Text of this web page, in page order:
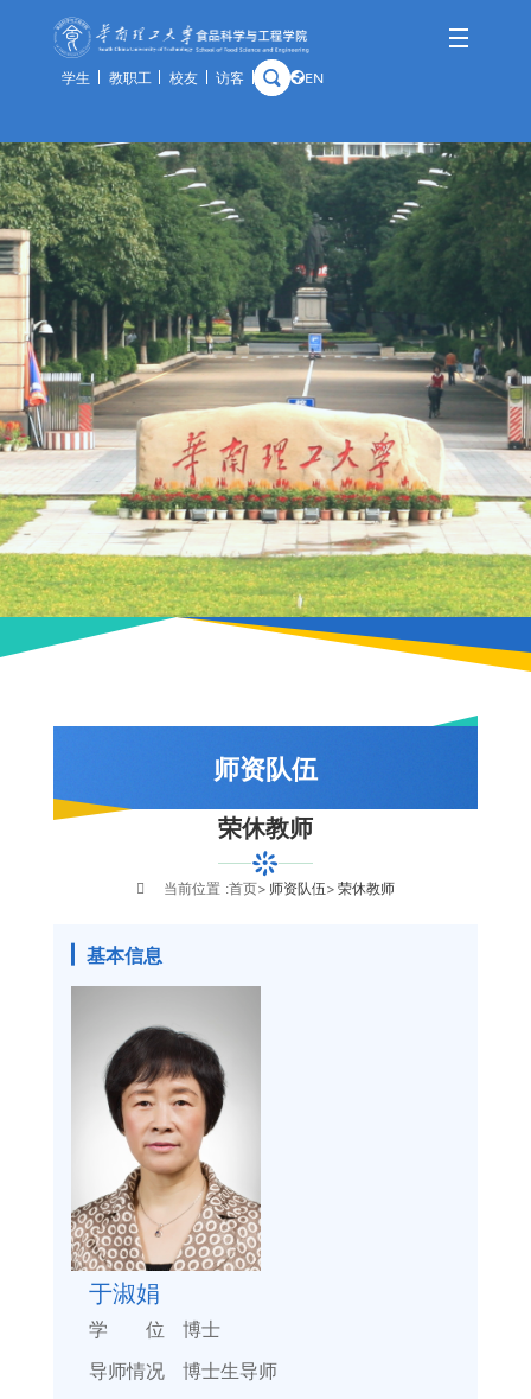
学生 教职工 校友 访客 EN
学院概况
学院简介
历史沿革
学院领导
组织架构
历任领导
历史钩沉
师资队伍
队伍概况
教师风采
荣休教师
人才培养
本科生
研究生
留学生
教学实践基地
科学研究
科研概况
科研基地
科研团队
科研成果
国际交流
交流动态
合作项目
出访公示
资产与实
通知公告
规章制度
办事指南
教学中心
分析中心
安全管理
预约平台
特色资源
师资队伍
队伍概况
教师风采
荣休教师
当前位置 :首页 师资队伍 荣休教师
基本信息
于淑娟
学 位
博士
导师情况
博士生导师